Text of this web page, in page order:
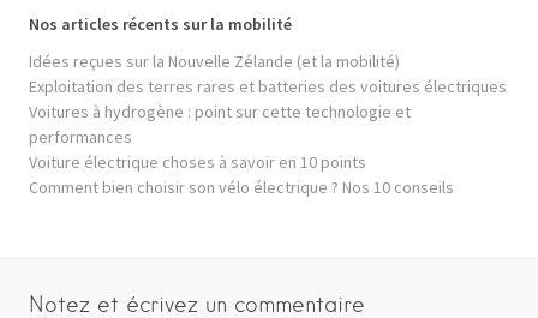
Nos articles récents sur la mobilité
Idées reçues sur la Nouvelle Zélande (et la mobilité)
Exploitation des terres rares et batteries des voitures électriques
Voitures à hydrogène : point sur cette technologie et
performances
Voiture électrique choses à savoir en 10 points
Comment bien choisir son vélo électrique ? Nos 10 conseils
Notez et écrivez un commentaire